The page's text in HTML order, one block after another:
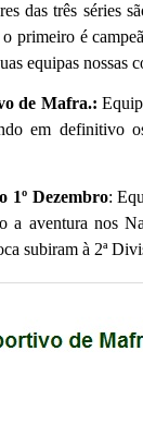
das três séries
primeiro é
equipas nossas
de Mafra.:
em definitivo
1º Dezembro:
a aventura nos
subiram à 2ª